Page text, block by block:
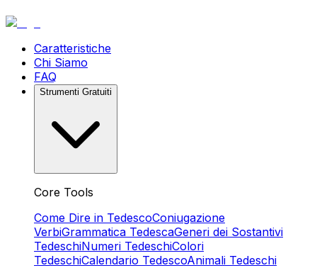
Caratteristiche
Chi Siamo
FAQ
Strumenti Gratuiti
Core Tools
Come Dire in TedescoConiugazione
VerbiGrammatica TedescaGeneri dei Sostantivi
TedeschiNumeri TedeschiColori
TedeschiCalendario TedescoAnimali Tedeschi